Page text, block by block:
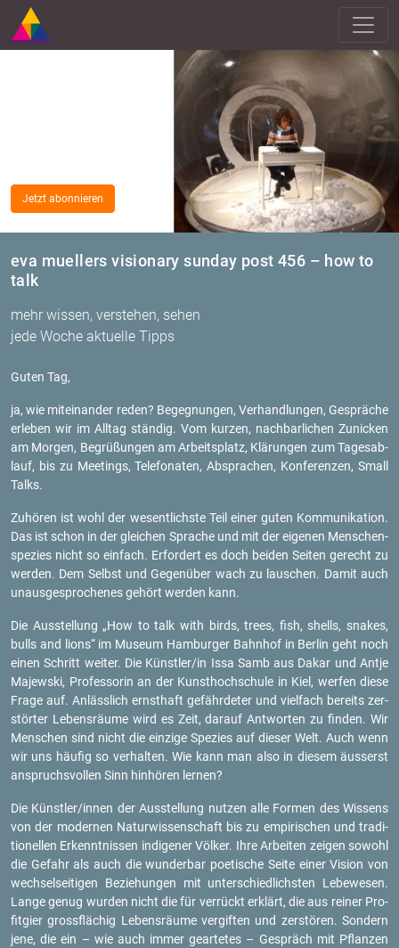
eva muellers visionary sunday post 456 – how to
talk
mehr wissen, verstehen, sehen
jede Woche aktuelle Tipps
Jetzt abonnieren
Guten Tag,
ja, wie mit­ein­an­der reden? Be­geg­nun­gen, Ver­hand­lun­gen, Ge­sprä­che
er­le­ben wir im All­tag stän­dig. Vom kur­zen, nach­bar­li­chen Zu­ni­cken
am Mor­gen, Be­grü­ßun­gen am Ar­beits­platz, Klä­run­gen zum Ta­ges­ab­
lauf, bis zu Mee­tings, Te­le­fo­na­ten, Ab­spra­chen, Kon­fe­ren­zen, Small
Talks.
Zu­hö­ren ist wohl der we­sent­lichs­te Teil einer guten Kom­mu­ni­ka­ti­on.
Das ist schon in der glei­chen Spra­che und mit der ei­ge­nen Men­schen­
spe­zi­es nicht so ein­fach. Er­for­dert es doch bei­den Sei­ten ge­recht zu
wer­den. Dem Selbst und Ge­gen­über wach zu lau­schen. Damit auch
un­aus­ge­spro­che­nes ge­hört wer­den kann.
Die Aus­stel­lung „How to talk with birds, trees, fish, shells, sna­kes,
bulls and lions“ im Mu­se­um Ham­bur­ger Bahn­hof in Ber­lin geht noch
einen Schritt wei­ter. Die Künst­ler/in Issa Samb aus Dakar und Antje
Ma­je­w­ski, Pro­fes­so­rin an der Kunst­hoch­schu­le in Kiel, wer­fen diese
Frage auf. An­läss­lich ernst­haft ge­fähr­de­ter und viel­fach be­reits zer­
stör­ter Le­bens­räu­me wird es Zeit, dar­auf Ant­wor­ten zu fin­den. Wir
Men­schen sind nicht die ein­zi­ge Spe­zi­es auf die­ser Welt. Auch wenn
wir uns häu­fig so ver­hal­ten. Wie kann man also in die­sem äus­serst
an­spruchs­vol­len Sinn hin­hö­ren ler­nen?
Die Künst­ler/innen der Aus­stel­lung nut­zen alle For­men des Wis­sens
von der mo­der­nen Na­tur­wis­sen­schaft bis zu em­pi­ri­schen und tra­di­
tio­nel­len Er­kennt­nis­sen in­di­ge­ner Völ­ker. Ihre Ar­bei­ten zei­gen so­wohl
die Ge­fahr als auch die wun­der­bar poe­ti­sche Seite einer Vi­si­on von
wech­sel­sei­ti­gen Be­zie­hun­gen mit un­ter­schied­lichs­ten Le­be­we­sen.
Lange genug wur­den nicht die für ver­rückt er­klärt, die aus rei­ner Pro­
fit­gier gross­flä­chig Le­bens­räu­me ver­gif­ten und zer­stö­ren. Son­dern
jene, die ein – wie auch immer ge­ar­te­tes – Ge­spräch mit Pflan­zen